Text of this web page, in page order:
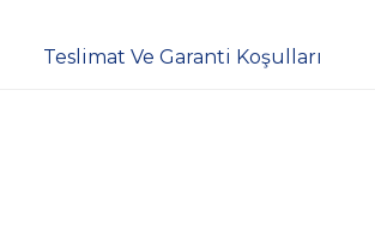
Teslimat Ve Garanti Koşulları